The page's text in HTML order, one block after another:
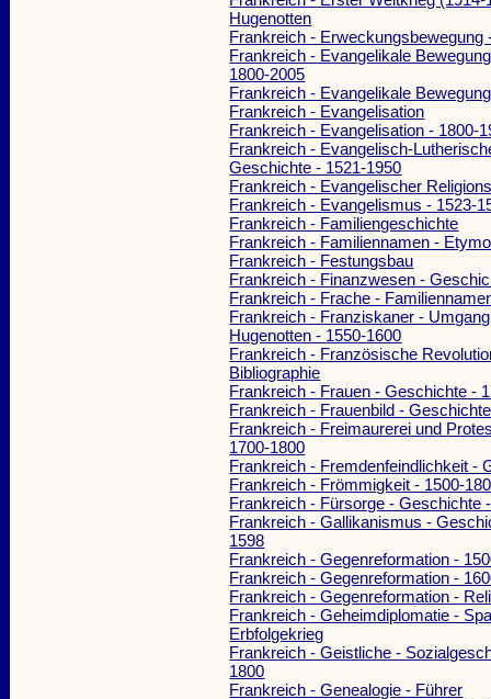
Hugenotten
Frankreich - Erweckungsbewegung
Frankreich - Evangelikale
1800-2005
Frankreich - Evangelikale
Frankreich - Evangelisation
Frankreich - Evangelisation - 1800-
Frankreich - Evangelisch-
Geschichte - 1521-1950
Frankreich - Evangelischer
Frankreich - Evangelismus - 1523-
Frankreich - Familiengeschichte
Frankreich - Familiennamen -
Frankreich - Festungsbau
Frankreich - Finanzwesen -
Frankreich - Frache -
Frankreich - Franziskaner -
Hugenotten - 1550-1600
Frankreich - Französische
Bibliographie
Frankreich - Frauen - Geschichte -
Frankreich - Frauenbild -
Frankreich - Freimaurerei und
1700-1800
Frankreich - Fremdenfeindlichkeit -
Frankreich - Frömmigkeit - 1500-
Frankreich - Fürsorge - Geschichte
Frankreich - Gallikanismus -
1598
Frankreich - Gegenreformation -
Frankreich - Gegenreformation -
Frankreich - Gegenreformation -
Frankreich - Geheimdiplomatie -
Erbfolgekrieg
Frankreich - Geistliche -
1800
Frankreich - Genealogie - Führer